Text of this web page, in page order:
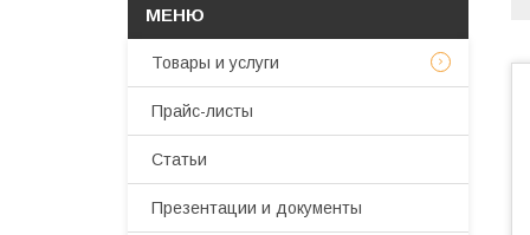
Товары и услуги
Прайс-листы
Статьи
Презентации и документы